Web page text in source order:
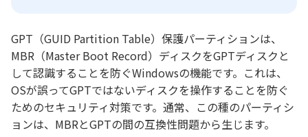
GPT（GUID Partition Table）保護パーティションは、
MBR（Master Boot Record）ディスクをGPTディスクと
して認識することを防ぐWindowsの機能です。これは、
OSが誤ってGPTではないディスクを操作することを防ぐ
ためのセキュリティ対策です。通常、この種のパーティシ
ョンは、MBRとGPTの間の互換性問題から生じます。